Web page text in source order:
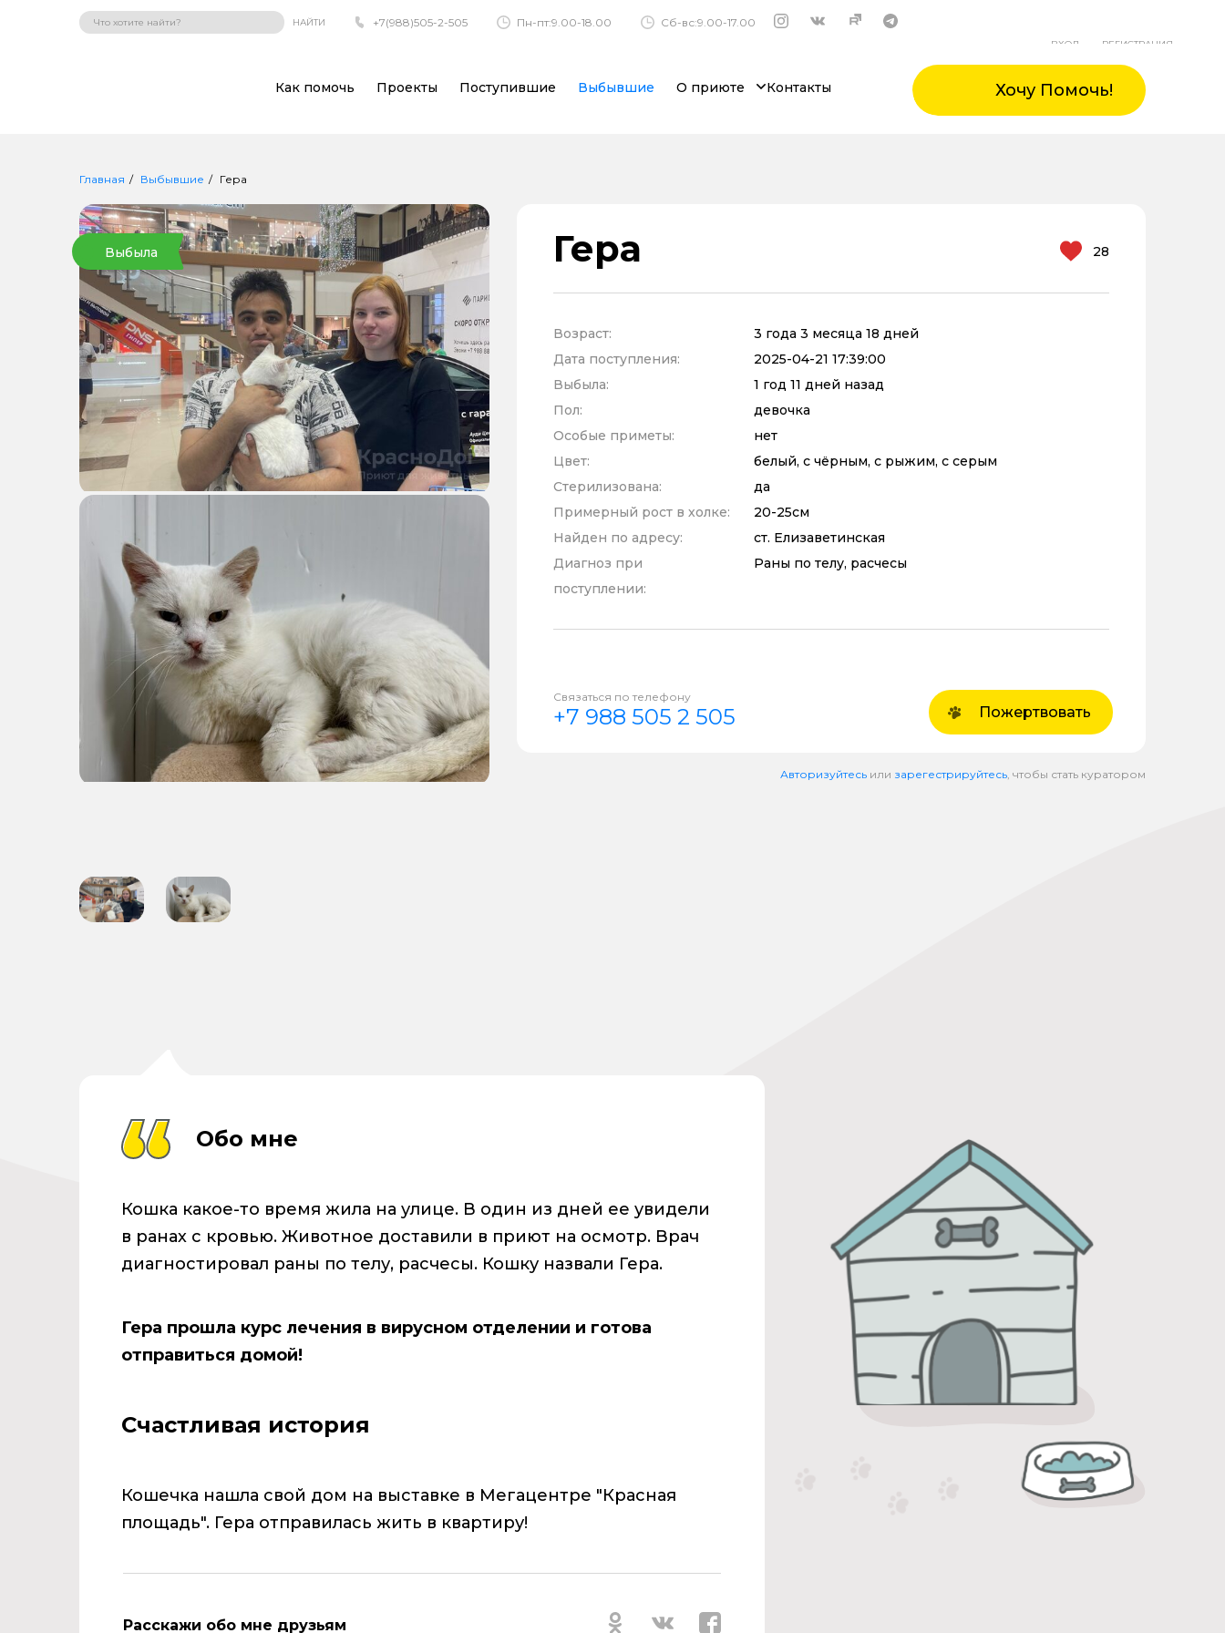
НАЙТИ +7(988)505-2-505 Пн-пт:9.00-18.00 Сб-вс:9.00-17.00
ВХОД РЕГИСТРАЦИЯ
Как помочь Проекты Поступившие Выбывшие О приюте Контакты Хочу Помочь!
Главная Выбывшие Гера
Выбыла Гера 28
Возраст:
3 года 3 месяца 18 дней
Дата поступления:
2025-04-21 17:39:00
Выбыла:
1 год 11 дней назад
Пол:
девочка
Особые приметы:
нет
Цвет:
белый, с чёрным, с рыжим, с серым
Стерилизована:
да
Примерный рост в холке:
20-25см
Найден по адресу:
ст. Елизаветинская
Диагноз при
поступлении:
Раны по телу, расчесы
Связаться по телефону
+7 988 505 2 505 Пожертвовать
Авторизуйтесь или зарегестрируйтесь , чтобы стать куратором
Обо мне
Кошка какое-то время жила на улице. В один из дней ее увидели
в ранах с кровью. Животное доставили в приют на осмотр. Врач
диагностировал раны по телу, расчесы. Кошку назвали Гера.
Гера прошла курс лечения в вирусном отделении и готова
отправиться домой!
Счастливая история
Кошечка нашла свой дом на выставке в Мегацентре "Красная
площадь". Гера отправилась жить в квартиру!
Расскажи обо мне друзьям